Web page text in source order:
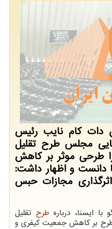
دات كام نایب رئیس
مجلس طرح تقلیل
طرحی موثر بر كاهش
دانست و اظهار داشت:
مجازات حبس
ایسنا، درباره طرح تقلیل
بر كاهش جمعیت كیفری و